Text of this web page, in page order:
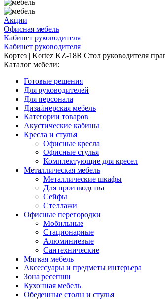
Акции
Офисная мебель
Кабинет руководителя
Кабинет руководителя
Кортез | Kortez KZ-18R Стол руководителя
Каталог мебели:
Готовые решения
Для руководителей
Для персонала
Дизайнерская мебель
Категории товаров
Акустические кабины
Кресла и стулья
Офисные кресла
Офисные стулья
Комплектующие для кресел
Металлическая мебель
Металлические шкафы
Для производства
Сейфы
Стеллажи
Офисные перегородки
Мобильные
Стационарные
Алюминиевые
Сантехнические
Мягкая мебель
Аксессуары и предметы интерьера
Зона ресепшн
Кухонная мебель
Обеденные столы и стулья